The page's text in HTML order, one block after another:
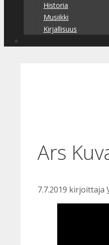
Historia
Musiikki
Kirjallisuus
Ars
7.7.2019 kirjoittaja